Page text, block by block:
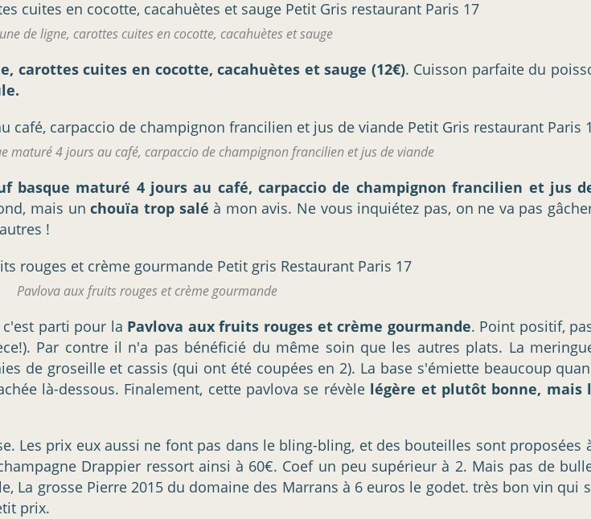
de ligne, carottes cuites en cocotte, cacahuètes et sauge
carottes cuites en cocotte, cacahuètes et sauge (12€). Cuisson parfaite du
maturé 4 jours au café, carpaccio de champignon francilien et jus de viande
basque maturé 4 jours au café, carpaccio de champignon francilien et jus
mais unchouïa trop salé à mon avis. Ne vous inquiétez pas, on ne va pas
!
Pavlova aux fruits rouges et crème gourmande
parti pour la Pavlova aux fruits rouges et crème gourmande. Point positif,
Par contre il n'a pas bénéficié du même soin que les autres plats. La
de groseille et cassis (qui ont été coupées en 2). La base s'émiette beaucoup
là-dessous. Finalement, cette pavlova se révèle légère et plutôt bonne, mais
Les prix eux aussi ne font pas dans le bling-bling, et des bouteilles sont proposées
Drappier ressort ainsi à 60€. Coef un peu supérieur à 2. Mais pas de
La grosse Pierre 2015 du domaine des Marrans à 6 euros le godet. très bon vin qui
prix.